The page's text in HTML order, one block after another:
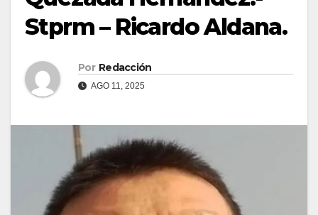
Stprm – Ricardo Aldana.
Por Redacción
AGO 11, 2025